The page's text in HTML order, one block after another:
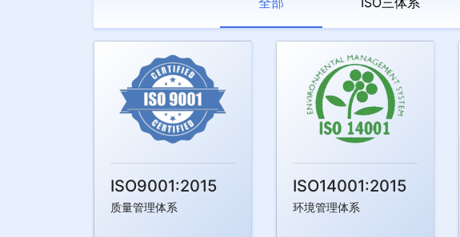
ISO9001:2015
质量管理体系
ISO14001:2015
环境管理体系